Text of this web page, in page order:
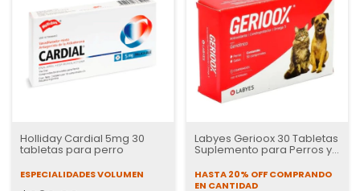
Holliday Cardial 5mg 30
tabletas para perro
ESPECIALIDADES VOLUMEN
Labyes Gerioox 30 Tabletas
Suplemento para Perros y
Gatos
HASTA 20% OFF COMPRANDO
EN CANTIDAD